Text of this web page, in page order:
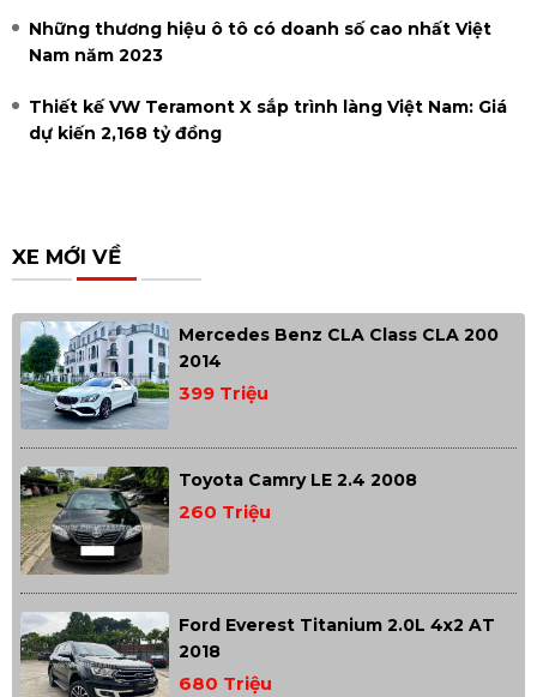
Những thương hiệu ô tô có doanh số cao nhất Việt
Nam năm 2023
Thiết kế VW Teramont X sắp trình làng Việt Nam: Giá
dự kiến 2,168 tỷ đồng
XE MỚI VỀ
Mercedes Benz CLA Class CLA 200
2014
399 Triệu
Toyota Camry LE 2.4 2008
260 Triệu
Ford Everest Titanium 2.0L 4x2 AT
2018
680 Triệu